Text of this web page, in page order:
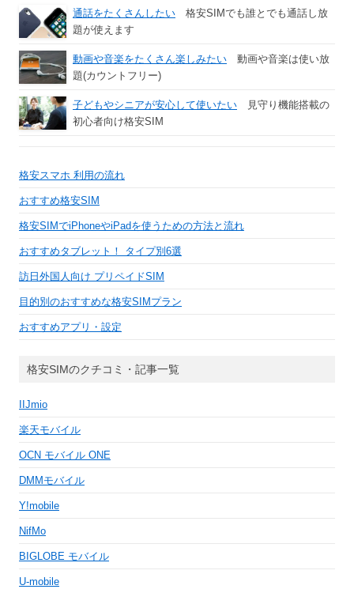
通話をたくさんしたい 格安SIMでも誰とでも通話し放
題が使えます
動画や音楽をたくさん楽しみたい 動画や音楽は使い放
題(カウントフリー)
子どもやシニアが安心して使いたい 見守り機能搭載の
初心者向け格安SIM
格安スマホ 利用の流れ
おすすめ格安SIM
格安SIMでiPhoneやiPadを使うための方法と流れ
おすすめタブレット！ タイプ別6選
訪日外国人向け プリペイドSIM
目的別のおすすめな格安SIMプラン
おすすめアプリ・設定
格安SIMのクチコミ・記事一覧
IIJmio
楽天モバイル
OCN モバイル ONE
DMMモバイル
Y!mobile
NifMo
BIGLOBE モバイル
U-mobile